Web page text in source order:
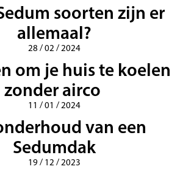
soorten zijn er
allemaal?
28 / 02 / 2024
om je huis te koelen
zonder airco
11 / 01 / 2024
van een
Sedumdak
19 / 12 / 2023